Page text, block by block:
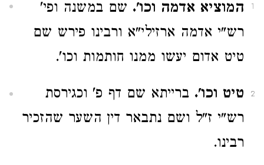
1 המוציא אדמה וכו'. שם במשנה ופי'
רש"י אדמה ארזילי"א ורבינו פירש שם
טיט אדום יעשו ממנו חותמות וכו'.
2 טיט וכו'. ברייתא שם דף פ' וכגירסת
רש"י ז"ל ושם נתבאר דין השער שהזכיר
רבינו.